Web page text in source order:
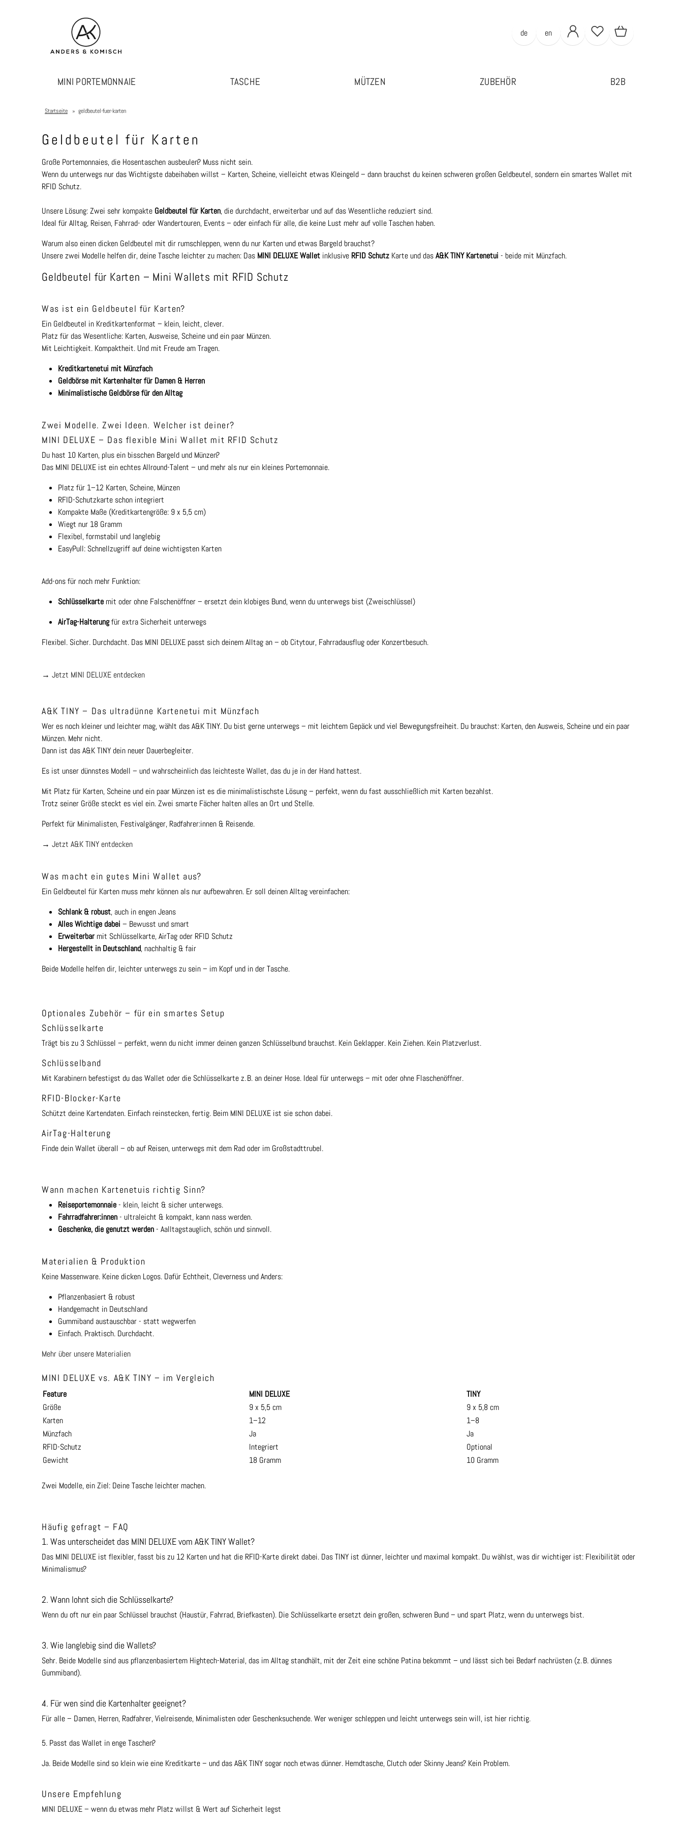
de en
MINI PORTEMONNAIE TASCHE MÜTZEN ZUBEHÖR B2B
Startseite » geldbeutel-fuer-karten
Geldbeutel für Karten
Große Portemonnaies, die Hosentaschen ausbeulen? Muss nicht sein.
Wenn du unterwegs nur das Wichtigste dabeihaben willst – Karten, Scheine, vielleicht etwas Kleingeld – dann brauchst du keinen schweren großen Geldbeutel, sondern ein smartes Wallet mit
RFID Schutz.
Unsere Lösung: Zwei sehr kompakte Geldbeutel für Karten, die durchdacht, erweiterbar und auf das Wesentliche reduziert sind.
Ideal für Alltag, Reisen, Fahrrad- oder Wandertouren, Events – oder einfach für alle, die keine Lust mehr auf volle Taschen haben.
Warum also einen dicken Geldbeutel mit dir rumschleppen, wenn du nur Karten und etwas Bargeld brauchst?
Unsere zwei Modelle helfen dir, deine Tasche leichter zu machen: Das MINI DELUXE Wallet inklusive RFID Schutz Karte und dasA&K TINY Kartenetui - beide mit Münzfach.
Geldbeutel für Karten – Mini Wallets mit RFID Schutz
Was ist ein Geldbeutel für Karten?
Ein Geldbeutel in Kreditkartenformat – klein, leicht, clever.
Platz für das Wesentliche: Karten, Ausweise, Scheine und ein paar Münzen.
Mit Leichtigkeit. Kompaktheit. Und mit Freude am Tragen.
Kreditkartenetui mit Münzfach
Geldbörse mit Kartenhalter für Damen & Herren
Minimalistische Geldbörse für den Alltag
Zwei Modelle. Zwei Ideen. Welcher ist deiner?
MINI DELUXE – Das flexible Mini Wallet mit RFID Schutz
Du hast 10 Karten, plus ein bisschen Bargeld und Münzen?
Das MINI DELUXE ist ein echtes Allround-Talent – und mehr als nur ein kleines Portemonnaie.
Platz für 1–12 Karten, Scheine, Münzen
RFID-Schutzkarte schon integriert
Kompakte Maße (Kreditkartengröße: 9 x 5,5 cm)
Wiegt nur 18 Gramm
Flexibel, formstabil und langlebig
EasyPull: Schnellzugriff auf deine wichtigsten Karten
Add-ons für noch mehr Funktion:
Schlüsselkarte mit oder ohne Falschenöffner – ersetzt dein klobiges Bund, wenn du unterwegs bist (Zweischlüssel)
AirTag-Halterungfür extra Sicherheit unterwegs
Flexibel. Sicher. Durchdacht. Das MINI DELUXE passt sich deinem Alltag an – ob Citytour, Fahrradausflug oder Konzertbesuch.
→ Jetzt MINI DELUXE entdecken
A&K TINY – Das ultradünne Kartenetui mit Münzfach
Wer es noch kleiner und leichter mag, wählt das A&K TINY. Du bist gerne unterwegs – mit leichtem Gepäck und viel Bewegungsfreiheit. Du brauchst: Karten, den Ausweis, Scheine und ein paar
Münzen. Mehr nicht.
Dann ist das A&K TINY dein neuer Dauerbegleiter.
Es ist unser dünnstes Modell – und wahrscheinlich das leichteste Wallet, das du je in der Hand hattest.
Mit Platz für Karten, Scheine und ein paar Münzen ist es die minimalistischste Lösung – perfekt, wenn du fast ausschließlich mit Karten bezahlst.
Trotz seiner Größe steckt es viel ein. Zwei smarte Fächer halten alles an Ort und Stelle.
Perfekt für Minimalisten, Festivalgänger, Radfahrer:innen & Reisende.
→ Jetzt A&K TINY entdecken
Was macht ein gutes Mini Wallet aus?
Ein Geldbeutel für Karten muss mehr können als nur aufbewahren. Er soll deinen Alltag vereinfachen:
Schlank & robust, auch in engen Jeans
Alles Wichtige dabei – Bewusst und smart
Erweiterbar mit Schlüsselkarte, AirTag oder RFID Schutz
Hergestellt in Deutschland, nachhaltig & fair
Beide Modelle helfen dir, leichter unterwegs zu sein – im Kopf und in der Tasche.
Optionales Zubehör – für ein smartes Setup
Schlüsselkarte
Trägt bis zu 3 Schlüssel – perfekt, wenn du nicht immer deinen ganzen Schlüsselbund brauchst. Kein Geklapper. Kein Ziehen. Kein Platzverlust.
Schlüsselband
Mit Karabinern befestigst du das Wallet oder die Schlüsselkarte z. B. an deiner Hose. Ideal für unterwegs – mit oder ohne Flaschenöffner.
RFID-Blocker-Karte
Schützt deine Kartendaten. Einfach reinstecken, fertig. Beim MINI DELUXE ist sie schon dabei.
AirTag-Halterung
Finde dein Wallet überall – ob auf Reisen, unterwegs mit dem Rad oder im Großstadttrubel.
Wann machen Kartenetuis richtig Sinn?
Reiseportemonnaie- klein, leicht & sicher unterwegs.
Fahrradfahrer:innen- ultraleicht & kompakt, kann nass werden.
Geschenke, die genutzt werden- Aalltagstauglich, schön und sinnvoll.
Materialien & Produktion
Keine Massenware. Keine dicken Logos. Dafür Echtheit, Cleverness und Anders:
Pflanzenbasiert & robust
Handgemacht in Deutschland
Gummiband austauschbar - statt wegwerfen
Einfach. Praktisch. Durchdacht.
Mehr über unsere Materialien
MINI DELUXE vs. A&K TINY – im Vergleich
Feature MINI DELUXE
TINY
Größe
9 x 5,5 cm
9 x 5,8 cm
Karten
1–12
1–8
Münzfach
Ja
Ja
RFID-Schutz
Integriert
Optional
Gewicht
18 Gramm 10 Gramm
Zwei Modelle, ein Ziel: Deine Tasche leichter machen.
Häufig gefragt – FAQ
1. Was unterscheidet das MINI DELUXE vom A&K TINY Wallet?
Das MINI DELUXE ist flexibler, fasst bis zu 12 Karten und hat die RFID-Karte direkt dabei. Das TINY ist dünner, leichter und maximal kompakt. Du wählst, was dir wichtiger ist: Flexibilität oder
Minimalismus?
2. Wann lohnt sich die Schlüsselkarte?
Wenn du oft nur ein paar Schlüssel brauchst (Haustür, Fahrrad, Briefkasten). Die Schlüsselkarte ersetzt dein großen, schweren Bund – und spart Platz, wenn du unterwegs bist.
3. Wie langlebig sind die Wallets?
Sehr. Beide Modelle sind aus pflanzenbasiertem Hightech-Material, das im Alltag standhält, mit der Zeit eine schöne Patina bekommt – und lässt sich bei Bedarf nachrüsten (z. B. dünnes
Gummiband).
4. Für wen sind die Kartenhalter geeignet?
Für alle – Damen, Herren, Radfahrer, Vielreisende, Minimalisten oder Geschenksuchende. Wer weniger schleppen und leicht unterwegs sein will, ist hier richtig.
5. Passt das Wallet in enge Taschen?
Ja. Beide Modelle sind so klein wie eine Kreditkarte – und das A&K TINY sogar noch etwas dünner. Hemdtasche, Clutch oder Skinny Jeans? Kein Problem.
Unsere Empfehlung
MINI DELUXE – wenn du etwas mehr Platz willst & Wert auf Sicherheit legst